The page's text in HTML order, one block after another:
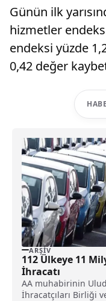
Günün ilk
hizmetler
endeksi yüzde
0,42 değer
ARŞIV
112 Ülkeye 11
İhracatı
AA muhabirinin
İhracatçıları Birliği